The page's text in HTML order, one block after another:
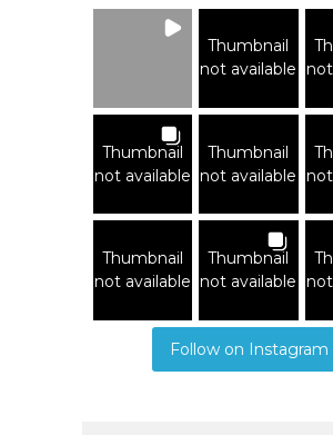
Thumbnail
not available
Thumbnail
not available
Thumbnail
not available
Thumbnail
not available
Thumbnail
not available
Follow on Instagram